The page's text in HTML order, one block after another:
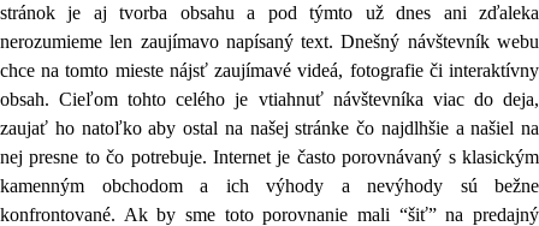
stránok je aj tvorba obsahu a pod týmto už dnes ani zďaleka
nerozumieme len zaujímavo napísaný text. Dnešný návštevník webu
chce na tomto mieste nájsť zaujímavé videá, fotografie či interaktívny
obsah. Cieľom tohto celého je vtiahnuť návštevníka viac do deja,
zaujať ho natoľko aby ostal na našej stránke čo najdlhšie a našiel na
nej presne to čo potrebuje. Internet je často porovnávaný s klasickým
kamenným obchodom a ich výhody a nevýhody sú bežne
konfrontované. Ak by sme toto porovnanie mali “šiť” na predajný